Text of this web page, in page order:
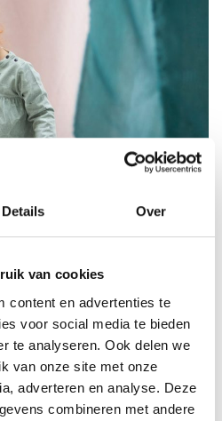
Details Over
van cookies
content en advertenties te
voor social media te bieden
te analyseren. Ook delen we
van onze site met onze
adverteren en analyse. Deze
combineren met andere